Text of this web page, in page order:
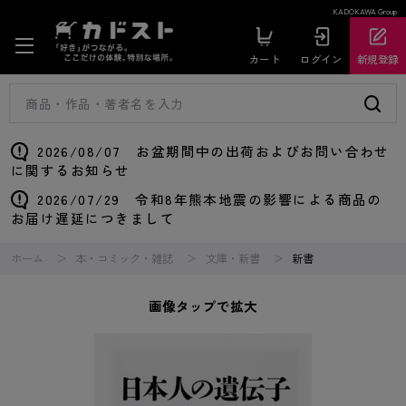
KADOKAWA Group
カート ログイン 新規登録
2026/08/07 お盆期間中の出荷およびお問い合わせ
に関するお知らせ
2026/07/29 令和8年熊本地震の影響による商品の
お届け遅延につきまして
ホーム 本・コミック・雑誌 文庫・新書 新書
画像タップで拡大